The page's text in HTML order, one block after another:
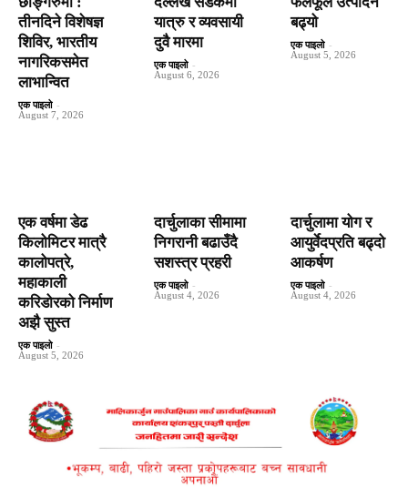
तीनदिने विशेषज्ञ
शिविर, भारतीय
नागरिकसमेत
लाभान्वित
एक पाइलो -
August 7, 2026
यात्रु र व्यवसायी
दुवै मारमा
एक पाइलो -
August 6, 2026
बढ्यो
एक पाइलो -
August 5, 2026
एक वर्षमा डेढ
किलोमिटर मात्रै
कालोपत्रे,
महाकाली
करिडोरको निर्माण
अझै सुस्त
एक पाइलो -
August 5, 2026
दार्चुलाका सीमामा
निगरानी बढाउँदै
सशस्त्र प्रहरी
एक पाइलो -
August 4, 2026
दार्चुलामा योग र
आयुर्वेदप्रति बढ्दो
आकर्षण
एक पाइलो -
August 4, 2026